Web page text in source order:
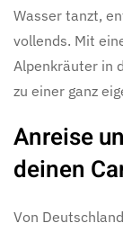
Wasser tanzt,
vollends. Mit
Alpenkräuter in
zu einer ganz
Anreise
deinen
Von